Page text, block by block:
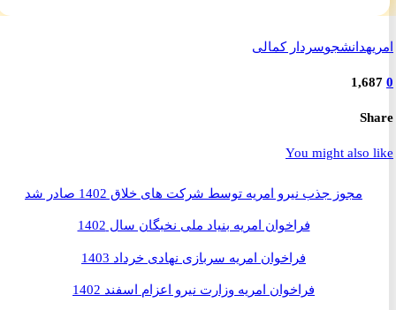
دانشجوسردار کمالی
You might
مجوز جذب نیرو امریه توسط شرکت های خلاق 1402 صادر شد
فراخوان امریه بنیاد ملی نخبگان سال 1402
فراخوان امریه سربازی نهادی خرداد 1403
فراخوان امریه وزارت نیرو اعزام اسفند 1402